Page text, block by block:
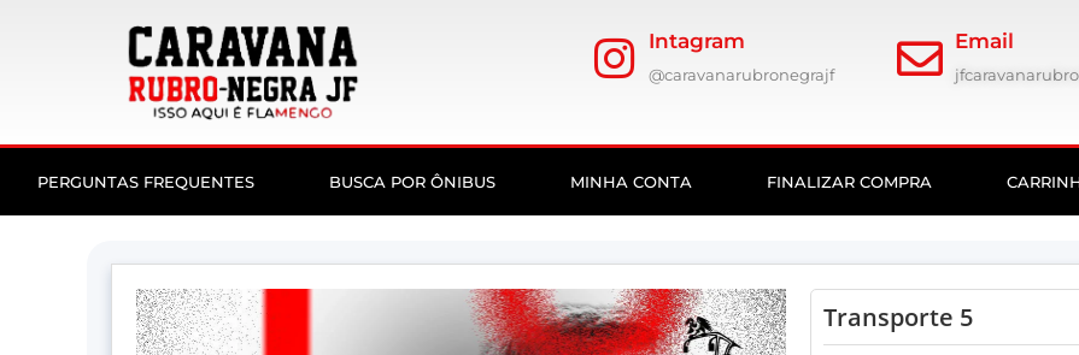
Intagram
@caravanarubronegrajf
Email
PERGUNTAS FREQUENTES BUSCA POR ÔNIBUS MINHA CONTA FINALIZAR COMPRA
Transporte 5